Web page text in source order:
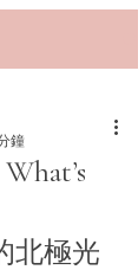
鐘
北極光